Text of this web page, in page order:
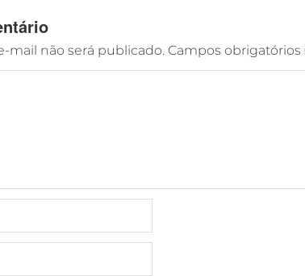
mail não será publicado. Campos obrigatórios